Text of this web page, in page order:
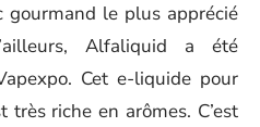
gourmand le plus apprécié
Alfaliquid a été
Cet e-liquide pour
riche en arômes. C’est